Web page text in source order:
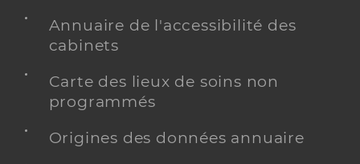
Annuaire de l'accessibilité des
cabinets
Carte des lieux de soins non
programmés
Origines des données annuaire